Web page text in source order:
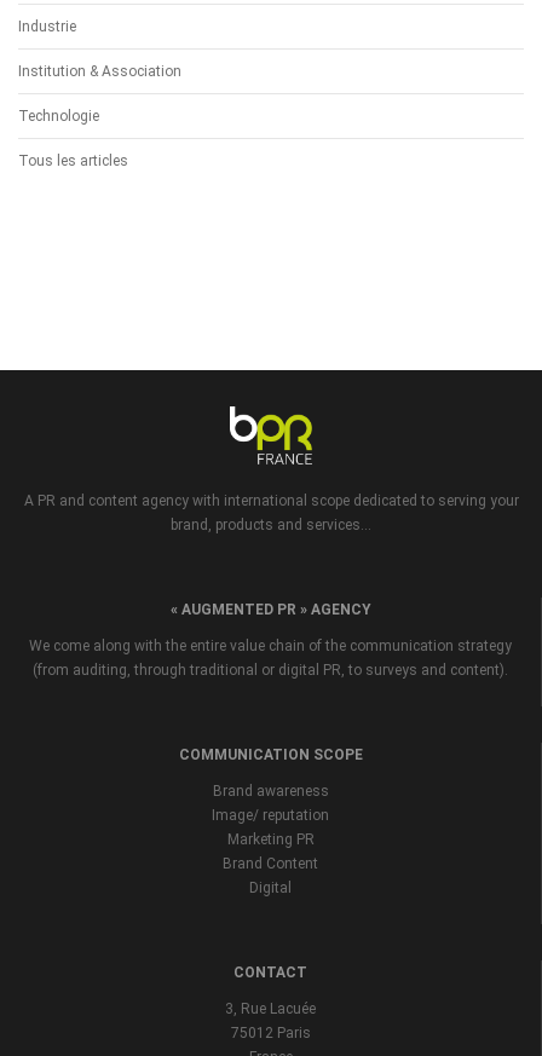
Industrie
Institution & Association
Technologie
Tous les articles
A PR and content agency with international scope dedicated to serving your
brand, products and services...
« AUGMENTED PR » AGENCY
We come along with the entire value chain of the communication strategy
(from auditing, through traditional or digital PR, to surveys and content).
COMMUNICATION SCOPE
Brand awareness
Image/ reputation
Marketing PR
Brand Content
Digital
CONTACT
3, Rue Lacuée
75012 Paris